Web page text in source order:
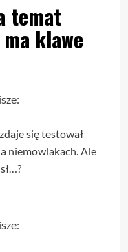
temat
klawe
się testował
niemowlakach. Ale